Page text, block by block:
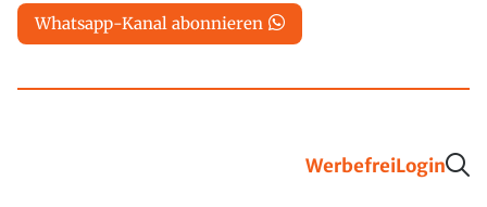
Whatsapp-Kanal abonnieren
WerbefreiLogin